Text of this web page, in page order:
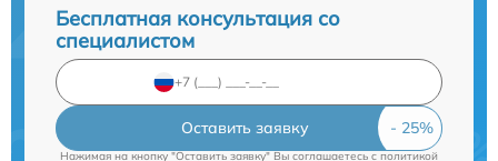
Бесплатная консультация со
специалистом
Оставить заявку
Нажимая на кнопку "Оставить заявку" Вы соглашаетесь cполитикой